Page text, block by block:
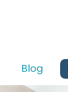
Blog